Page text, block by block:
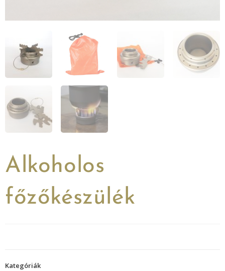
Alkoholos
főzőkészülék
Kategóriák